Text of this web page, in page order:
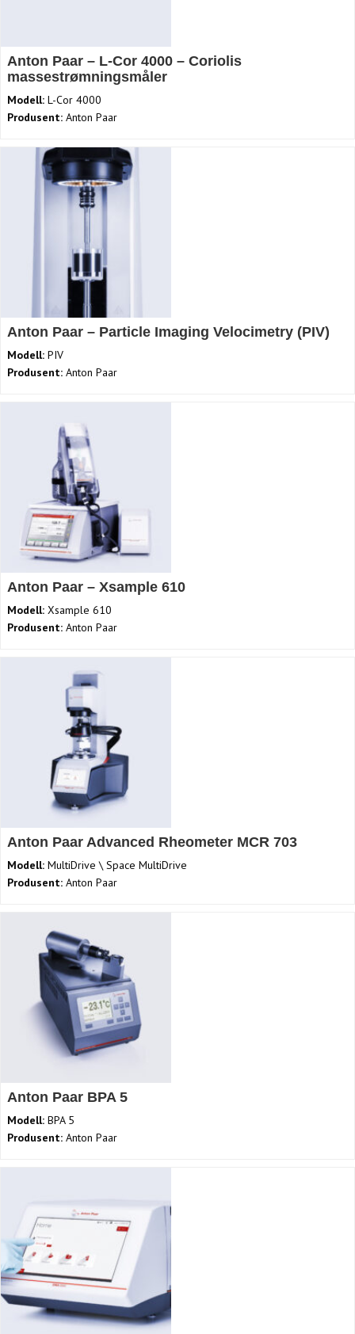
Anton Paar – L-Cor 4000 – Coriolis
massestrømningsmåler
Modell: L-Cor 4000
Produsent: Anton Paar
Anton Paar – Particle Imaging Velocimetry (PIV)
Modell: PIV
Produsent: Anton Paar
Anton Paar – Xsample 610
Modell: Xsample 610
Produsent: Anton Paar
Anton Paar Advanced Rheometer MCR 703
Modell: MultiDrive \ Space MultiDrive
Produsent: Anton Paar
Anton Paar BPA 5
Modell: BPA 5
Produsent: Anton Paar